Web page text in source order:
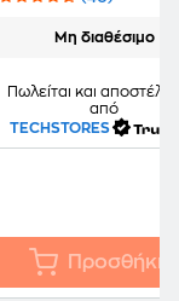
Μη διαθέσιμο
Πωλείται και
από
TECHSTORES
Προσθήκη